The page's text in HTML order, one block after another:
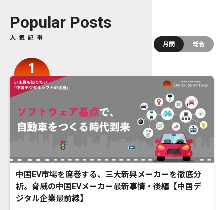
Popular Posts
人気記事
月間
総合
中国EV市場を席巻する、三大新興メーカーを徹底分
析。脅威の中国EVメーカー最新事情・後編【中国デ
ジタル企業最前線】